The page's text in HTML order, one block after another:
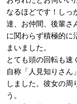
なるほどです！しっ
達、お仲間、後輩さ
に関わらず積極的に
まいました。
とても頭の回転も速
自称「人見知りさん
しました。彼女の周
う。